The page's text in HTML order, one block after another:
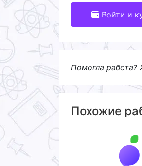
Войти и
Помогла работа?
Похожие